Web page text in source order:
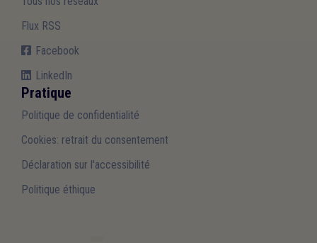
Flux RSS
Facebook
LinkedIn
Pratique
Politique de confidentialité
Cookies: retrait du consentement
Déclaration sur l'accessibilité
Politique éthique